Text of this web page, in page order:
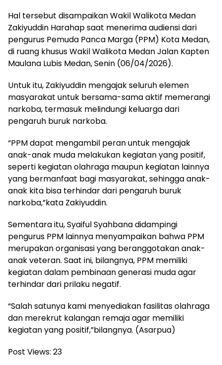
Hal tersebut disampaikan Wakil Walikota Medan
Zakiyuddin Harahap saat menerima audiensi dari
pengurus Pemuda Panca Marga (PPM) Kota Medan,
di ruang khusus Wakil Walikota Medan Jalan Kapten
Maulana Lubis Medan, Senin (06/04/2026).
Untuk itu, Zakiyuddin mengajak seluruh elemen
masyarakat untuk bersama-sama aktif memerangi
narkoba, termasuk melindungi keluarga dari
pengaruh buruk narkoba.
“PPM dapat mengambil peran untuk mengajak
anak-anak muda melakukan kegiatan yang positif,
seperti kegiatan olahraga maupun kegiatan lainnya
yang bermanfaat bagi masyarakat, sehingga anak-
anak kita bisa terhindar dari pengaruh buruk
narkoba,”kata Zakiyuddin.
Sementara itu, Syaiful Syahbana didampingi
pengurus PPM lainnya menyampaikan bahwa PPM
merupakan organisasi yang beranggotakan anak-
anak veteran. Saat ini, bilangnya, PPM memiliki
kegiatan dalam pembinaan generasi muda agar
terhindar dari prilaku negatif.
“Salah satunya kami menyediakan fasilitas olahraga
dan merekrut kalangan remaja agar memiliki
kegiatan yang positif,”bilangnya. (Asarpua)
Post Views: 23